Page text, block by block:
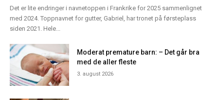
Det er lite endringer i navnetoppen i Frankrike for 2025 sammenlignet
med 2024. Toppnavnet for gutter, Gabriel, har tronet på førsteplass
siden 2021. Hele...
Moderat premature barn: – Det går bra
med de aller fleste
3. august 2026